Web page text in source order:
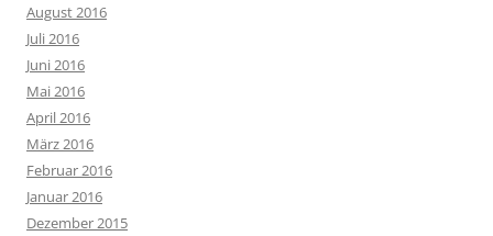
August 2016
Juli 2016
Juni 2016
Mai 2016
April 2016
März 2016
Februar 2016
Januar 2016
Dezember 2015